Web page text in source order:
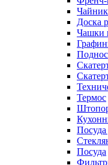
Доска
Чашки
Поднос
Термос
Посуда
Посуда